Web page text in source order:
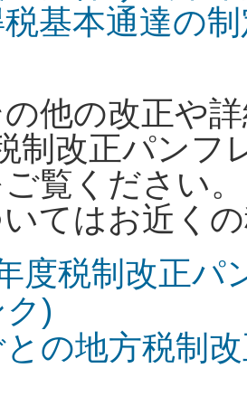
税基本通達の
他の改正や
制改正パンフ
覧ください
てはお近く
度税制改正パ
)
の地方税制